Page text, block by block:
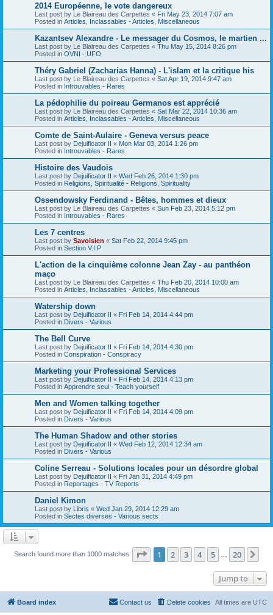
2014 Européenne, le vote dangereux
Last post by Le Blaireau des Carpettes « Fri May 23, 2014 7:07 am
Posted in Articles, Inclassables - Articles, Miscellaneous
Kazantsev Alexandre - Le messager du Cosmos, le martien ...
Last post by Le Blaireau des Carpettes « Thu May 15, 2014 8:26 pm
Posted in OVNI - UFO
Théry Gabriel (Zacharias Hanna) - L'islam et la critique his
Last post by Le Blaireau des Carpettes « Sat Apr 19, 2014 9:47 am
Posted in Introuvables - Rares
La pédophilie du poireau Germanos est apprécié
Last post by Le Blaireau des Carpettes « Sat Mar 22, 2014 10:36 am
Posted in Articles, Inclassables - Articles, Miscellaneous
Comte de Saint-Aulaire - Geneva versus peace
Last post by Dejuificator II « Mon Mar 03, 2014 1:26 pm
Posted in Introuvables - Rares
Histoire des Vaudois
Last post by Dejuificator II « Wed Feb 26, 2014 1:30 pm
Posted in Religions, Spiritualité - Religions, Spirituality
Ossendowsky Ferdinand - Bêtes, hommes et dieux
Last post by Le Blaireau des Carpettes « Sun Feb 23, 2014 5:12 pm
Posted in Introuvables - Rares
Les 7 centres
Last post by Savoisien « Sat Feb 22, 2014 9:45 pm
Posted in Section V.I.P
L'action de la cinquième colonne Jean Zay - au panthéon
maço
Last post by Le Blaireau des Carpettes « Thu Feb 20, 2014 10:00 am
Posted in Articles, Inclassables - Articles, Miscellaneous
Watership down
Last post by Dejuificator II « Fri Feb 14, 2014 4:44 pm
Posted in Divers - Various
The Bell Curve
Last post by Dejuificator II « Fri Feb 14, 2014 4:30 pm
Posted in Conspiration - Conspiracy
Marketing your Professional Services
Last post by Dejuificator II « Fri Feb 14, 2014 4:13 pm
Posted in Apprendre seul - Teach yourself
Men and Women talking together
Last post by Dejuificator II « Fri Feb 14, 2014 4:09 pm
Posted in Divers - Various
The Human Shadow and other stories
Last post by Dejuificator II « Wed Feb 12, 2014 12:34 am
Posted in Divers - Various
Coline Serreau - Solutions locales pour un désordre global
Last post by Dejuificator II « Fri Jan 31, 2014 4:49 pm
Posted in Reportages - TV Reports
Daniel Kimon
Last post by Libris « Wed Jan 29, 2014 12:29 am
Posted in Sectes diverses - Various sects
Search found more than 1000 matches Page 1of 20
1 2 3 4 5 20
Jump to
Board index All times are UTC
Delete cookies
Contact us